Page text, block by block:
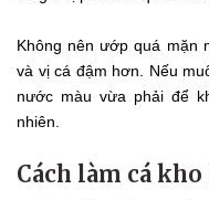
Không nên ướp quá mặn
và vị cá đậm hơn. Nếu
nước màu vừa phải để
nhiên.
Cách làm cá